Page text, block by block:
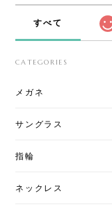
すべて
CATEGORIES
メガネ
サングラス
指輪
ネックレス